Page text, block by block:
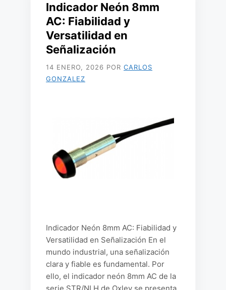
Indicador Neón 8mm
AC: Fiabilidad y
Versatilidad en
Señalización
14 ENERO, 2026 POR CARLOS
GONZALEZ
Indicador Neón 8mm AC: Fiabilidad y
Versatilidad en Señalización En el
mundo industrial, una señalización
clara y fiable es fundamental. Por
ello, el indicador neón 8mm AC de la